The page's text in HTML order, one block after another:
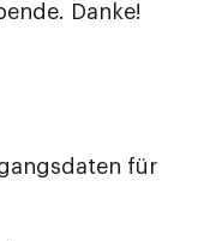
Danke!
für